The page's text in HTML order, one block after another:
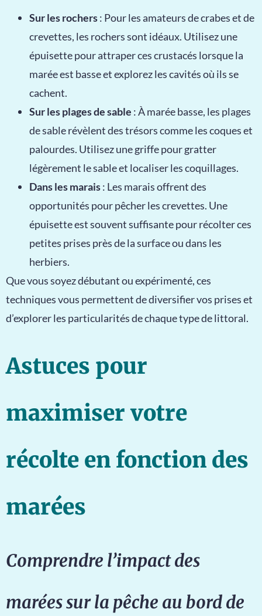
Sur les rochers: Pour les amateurs de crabes et de
crevettes, les rochers sont idéaux. Utilisez une
épuisette pour attraper ces crustacés lorsque la
marée est basse et explorez les cavités où ils se
cachent.
Sur les plages de sable : À marée basse, les plages
de sable révèlent des trésors comme les coques et
palourdes. Utilisez une griffe pour gratter
légèrement le sable et localiser les coquillages.
Dans les marais: Les marais offrent des
opportunités pour pêcher les crevettes. Une
épuisette est souvent suffisante pour récolter ces
petites prises près de la surface ou dans les
herbiers.
Que vous soyez débutant ou expérimenté, ces
techniques vous permettent de diversifier vos prises et
d’explorer les particularités de chaque type de littoral.
Astuces pour
maximiser votre
récolte en fonction des
marées
Comprendre l’impact des
marées sur la pêche au bord de